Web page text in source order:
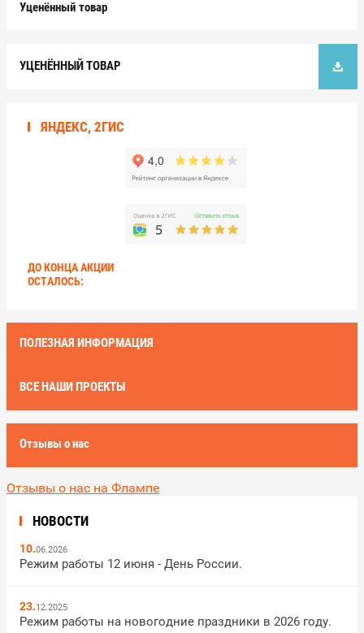
Уценённый товар
УЦЕНЁННЫЙ ТОВАР
ЯНДЕКС, 2ГИС
ДО КОНЦА АКЦИИ
ОСТАЛОСЬ:
ПОЛЕЗНАЯ ИНФОРМАЦИЯ
ВСЕ НАШИ ПРОЕКТЫ
Отзывы о нас
Отзывы о нас на Флампе
НОВОСТИ
10.06.2026
Режим работы 12 июня - День России.
23.12.2025
Режим работы на новогодние праздники в 2026 году.